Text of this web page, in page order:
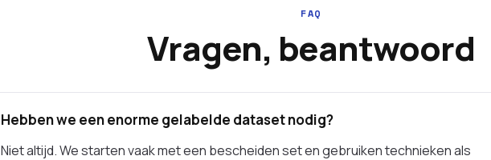
FAQ
Vragen, beantwoord
Hebben we een enorme gelabelde dataset nodig?
Niet altijd. We starten vaak met een bescheiden set en gebruiken technieken als